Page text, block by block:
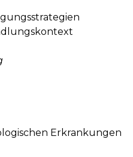
Erkrankungen